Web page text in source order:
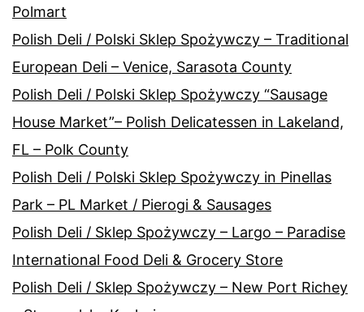
Polmart
Polish Deli / Polski Sklep Spożywczy – Traditional
European Deli – Venice, Sarasota County
Polish Deli / Polski Sklep Spożywczy “Sausage
House Market”– Polish Delicatessen in Lakeland,
FL – Polk County
Polish Deli / Polski Sklep Spożywczy in Pinellas
Park – PL Market / Pierogi & Sausages
Polish Deli / Sklep Spożywczy – Largo – Paradise
International Food Deli & Grocery Store
Polish Deli / Sklep Spożywczy – New Port Richey